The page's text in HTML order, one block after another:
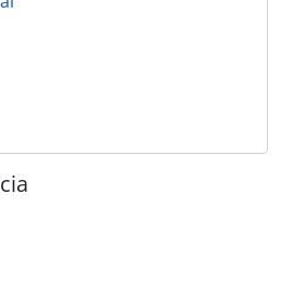
- Livro de estatísticas escolares de diversos municípios, 1924 - 1928
- Registro de estatísticas escolares de diversas escolas municipais, 1928
- Registro de estatísticas escolares de diversas escolas municipais, 1929
- Registro de cartas do Secretário da Instrução Pública, 1929
- Registro das cópias de cartas do Secretário da Instrução Pública, 1929
- Minutas de ofícios do Secretário da Instrução Pública, 1928
- Registro de assentamentos de professores, 1890
Registro dos ofícios da Diretoria da Instrução Pública da Província, 1870 - 1873
Registro das atas de exames de habilitação ao magistério primário, 1873 - 1878